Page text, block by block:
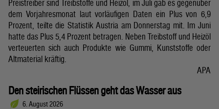
Preistreiber sind Treibstoffe und Heizöl, im Juli gab es gegenüber
dem Vorjahresmonat laut vorläufigen Daten ein Plus von 6,9
Prozent, teilte die Statistik Austria am Donnerstag mit. Im Juni
hatte das Plus 5,4 Prozent betragen. Neben Treibstoff und Heizöl
verteuerten sich auch Produkte wie Gummi, Kunststoffe oder
Altmaterial kräftig.
APA
Den steirischen Flüssen geht das Wasser aus
6. August 2026